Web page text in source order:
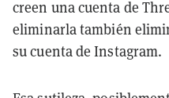
creen una cuenta de
eliminarla también
su cuenta de Instagram.